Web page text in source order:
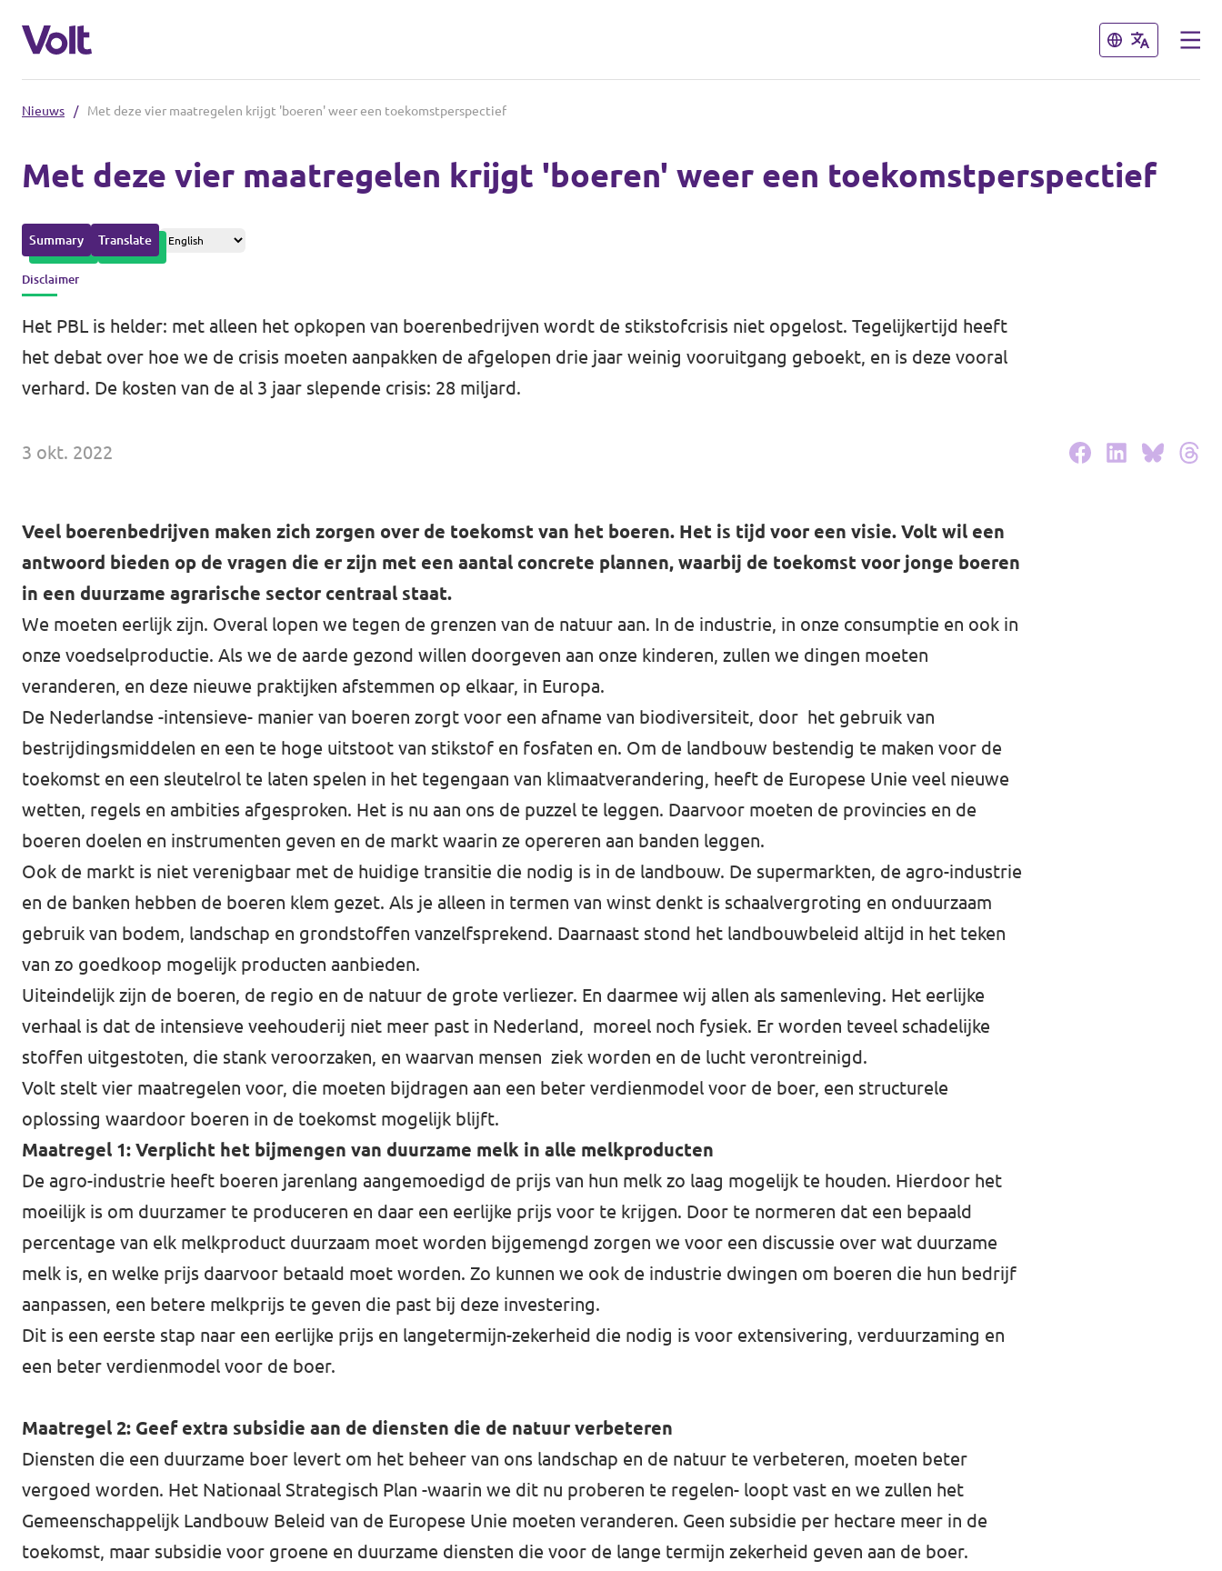
Sluiten
Volt Amsterdam
Volt Arnhem
Volt Delft
Volt Fryslân
...alle Volt provincies
Sluiten
Standpunten
Over Volt
Mensen
Nieuws
Doneer
Word lid
Word actief
Doneer
Werken bij Volt
Sprekersaanvraag
Volt There - Buitenlandstichting Volt
Charge - Wetenschappelijk Platform Volt
Nieuws / Met deze vier maatregelen krijgt 'boeren' weer een toekomstperspectief
Met deze vier maatregelen krijgt 'boeren' weer een toekomstperspectief
Summary Translate
Disclaimer
Het PBL is helder: met alleen het opkopen van boerenbedrijven wordt de stikstofcrisis niet opgelost. Tegelijkertijd heeft
het debat over hoe we de crisis moeten aanpakken de afgelopen drie jaar weinig vooruitgang geboekt, en is deze vooral
verhard. De kosten van de al 3 jaar slepende crisis: 28 miljard.
3 okt. 2022
Veel boerenbedrijven maken zich zorgen over de toekomst van het boeren. Het is tijd voor een visie. Volt wil een
antwoord bieden op de vragen die er zijn met een aantal concrete plannen, waarbij de toekomst voor jonge boeren
in een duurzame agrarische sector centraal staat.
We moeten eerlijk zijn. Overal lopen we tegen de grenzen van de natuur aan. In de industrie, in onze consumptie en ook in
onze voedselproductie. Als we de aarde gezond willen doorgeven aan onze kinderen, zullen we dingen moeten
veranderen, en deze nieuwe praktijken afstemmen op elkaar, in Europa.
De Nederlandse -intensieve- manier van boeren zorgt voor een afname van biodiversiteit, door het gebruik van
bestrijdingsmiddelen en een te hoge uitstoot van stikstof en fosfaten en. Om de landbouw bestendig te maken voor de
toekomst en een sleutelrol te laten spelen in het tegengaan van klimaatverandering, heeft de Europese Unie veel nieuwe
wetten, regels en ambities afgesproken. Het is nu aan ons de puzzel te leggen. Daarvoor moeten de provincies en de
boeren doelen en instrumenten geven en de markt waarin ze opereren aan banden leggen.
Ook de markt is niet verenigbaar met de huidige transitie die nodig is in de landbouw. De supermarkten, de agro-industrie
en de banken hebben de boeren klem gezet. Als je alleen in termen van winst denkt is schaalvergroting en onduurzaam
gebruik van bodem, landschap en grondstoffen vanzelfsprekend. Daarnaast stond het landbouwbeleid altijd in het teken
van zo goedkoop mogelijk producten aanbieden.
Uiteindelijk zijn de boeren, de regio en de natuur de grote verliezer. En daarmee wij allen als samenleving. Het eerlijke
verhaal is dat de intensieve veehouderij niet meer past in Nederland, moreel noch fysiek. Er worden teveel schadelijke
stoffen uitgestoten, die stank veroorzaken, en waarvan mensen ziek worden en de lucht verontreinigd.
Volt stelt vier maatregelen voor, die moeten bijdragen aan een beter verdienmodel voor de boer, een structurele
oplossing waardoor boeren in de toekomst mogelijk blijft.
Maatregel 1: Verplicht het bijmengen van duurzame melk in alle melkproducten
De agro-industrie heeft boeren jarenlang aangemoedigd de prijs van hun melk zo laag mogelijk te houden. Hierdoor het
moeilijk is om duurzamer te produceren en daar een eerlijke prijs voor te krijgen. Door te normeren dat een bepaald
percentage van elk melkproduct duurzaam moet worden bijgemengd zorgen we voor een discussie over wat duurzame
melk is, en welke prijs daarvoor betaald moet worden. Zo kunnen we ook de industrie dwingen om boeren die hun bedrijf
aanpassen, een betere melkprijs te geven die past bij deze investering.
Dit is een eerste stap naar een eerlijke prijs en langetermijn-zekerheid die nodig is voor extensivering, verduurzaming en
een beter verdienmodel voor de boer.
Maatregel 2: Geef extra subsidie aan de diensten die de natuur verbeteren
Diensten die een duurzame boer levert om het beheer van ons landschap en de natuur te verbeteren, moeten beter
vergoed worden. Het Nationaal Strategisch Plan -waarin we dit nu proberen te regelen- loopt vast en we zullen het
Gemeenschappelijk Landbouw Beleid van de Europese Unie moeten veranderen. Geen subsidie per hectare meer in de
toekomst, maar subsidie voor groene en duurzame diensten die voor de lange termijn zekerheid geven aan de boer.